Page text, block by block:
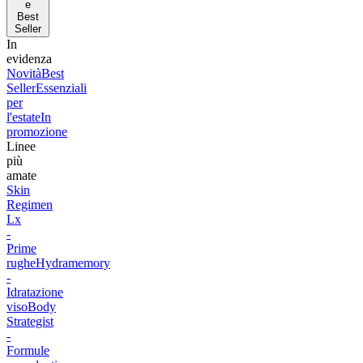
e
Best
Seller
In
evidenza
NovitàBest
SellerEssenziali
per
l'estateIn
promozione
Linee
più
amate
Skin
Regimen
Lx
-
Prime
rugheHydramemory
-
Idratazione
visoBody
Strategist
-
Formule